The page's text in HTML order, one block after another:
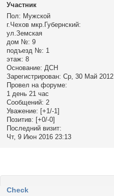
Участник
Пол: Мужской
г.Чехов мкр.Губернский:
ул.Земская
дом №: 9
подъезд №: 1
этаж: 8
Основание: ДСН
Зарегистрирован: Ср, 30 Май 2012
Провел на форуме:
1 день 21 час
Сообщений: 2
Уважение: [+1/-1]
Позитив: [+0/-0]
Последний визит:
Чт, 9 Июн 2016 23:13
Check